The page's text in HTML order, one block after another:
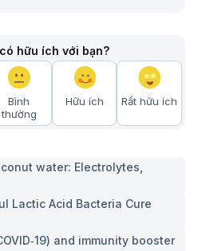
hữu ích với bạn?
Bình
thường
Hữu ích Rất hữu ích
water: Electrolytes,
Lactic Acid Bacteria Cure
and immunity booster